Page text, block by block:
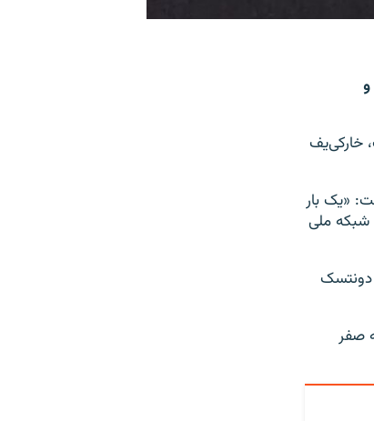
خارکی‌یف
گفته است: «یک بار
شبکه ملی
دونتسک
صفر